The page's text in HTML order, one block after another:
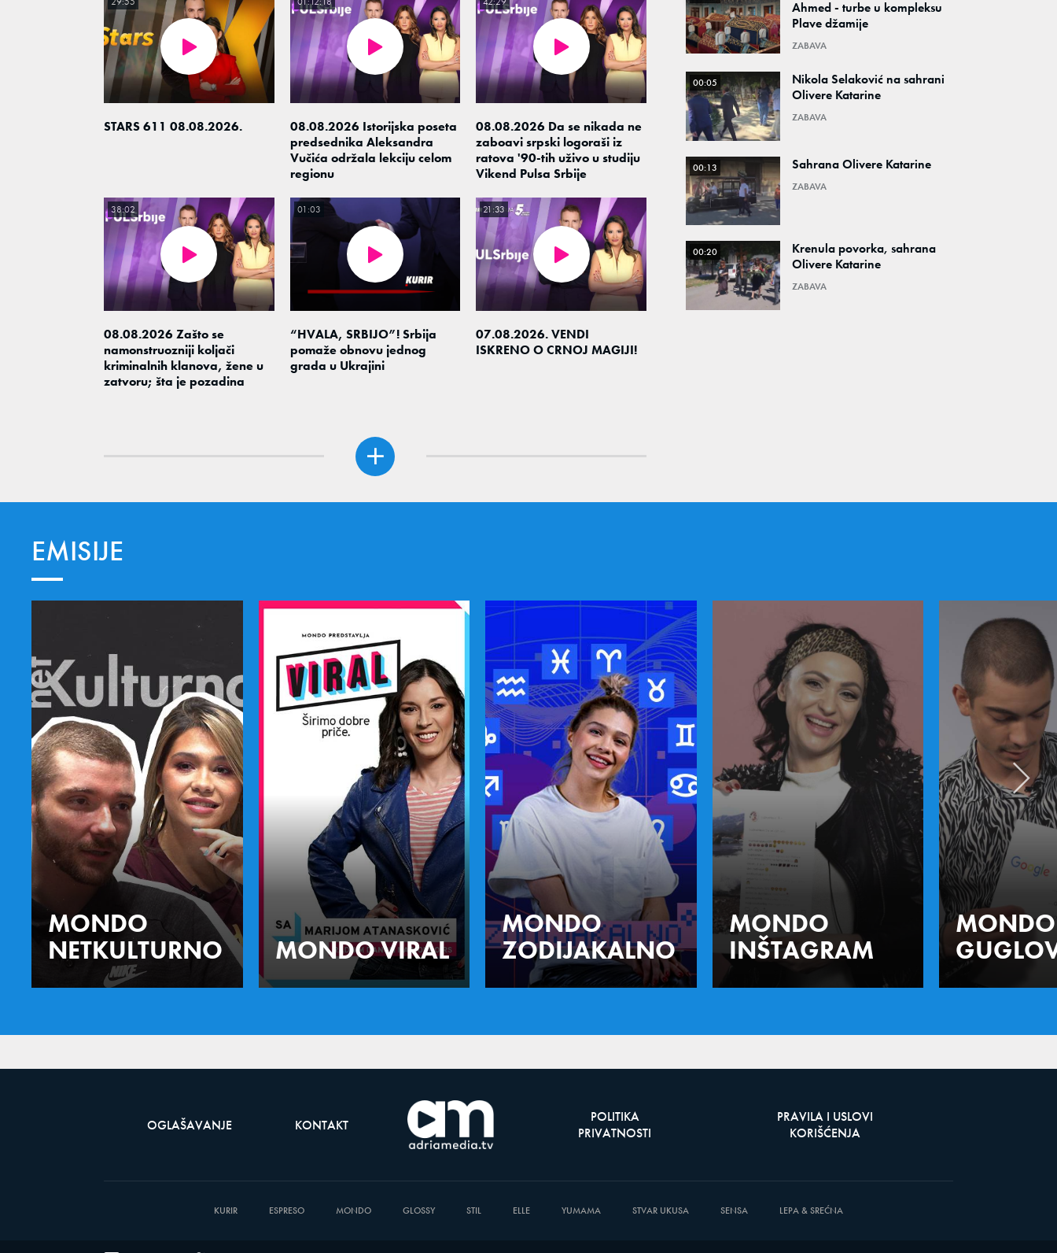
STARS 611 08.08.2026.
08.08.2026 Istorijska poseta
predsednika Aleksandra
Vučića održala lekciju celom
regionu
08.08.2026 Da se nikada ne
zaboavi srpski logoraši iz
ratova '90-tih uživo u studiju
Vikend Pulsa Srbije
08.08.2026 Zašto se
namonstruozniji koljači
kriminalnih klanova, žene u
zatvoru; šta je pozadina
38:02
“HVALA, SRBIJO”! Srbija
pomaže obnovu jednog
grada u Ukrajini
01:03
07.08.2026. VENDI
ISKRENO O CRNOJ MAGIJI!
21:33
Ahmed - turbe u kompleksu
Plave džamije
ZABAVA
00:05
Nikola Selaković na sahrani
Olivere Katarine
ZABAVA
00:13 Sahrana Olivere Katarine
ZABAVA
00:20
Krenula povorka, sahrana
Olivere Katarine
ZABAVA
EMISIJE
MONDO
NETKULTURNO
MONDO VIRAL
MONDO
ZODIJAKALNO
MONDO
INŠTAGRAM
MONDO
OGLAŠAVANJE KONTAKT
POLITIKA
PRIVATNOSTI
PRAVILA I USLOVI
KORIŠĆENJA
KURIR ESPRESO MONDO GLOSSY STIL ELLE YUMAMA STVAR UKUSA SENSA LEPA & SREĆNA